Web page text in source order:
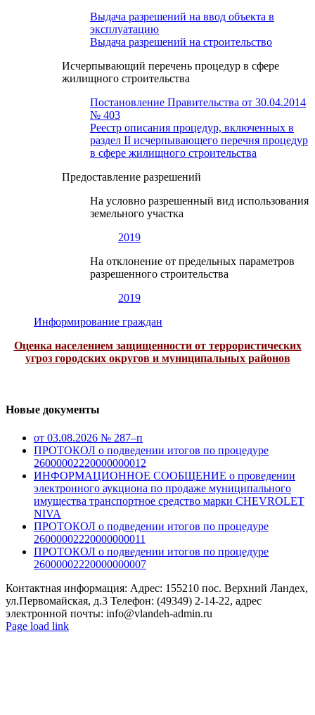
Выдача разрешений на ввод объекта в
эксплуатацию
Выдача разрешений на строительство
Исчерпывающий перечень процедур в сфере
жилищного строительства
Постановление Правительства от 30.04.2014
№ 403
Реестр описания процедур, включенных в
раздел II исчерпывающего перечня процедур
в сфере жилищного строительства
Предоставление разрешений
На условно разрешенный вид использования
земельного участка
2019
На отклонение от предельных параметров
разрешенного строительства
2019
Информирование граждан
Оценка населением защищенности от террористических
угроз городских округов и муниципальных районов
Новые документы
от 03.08.2026 № 287–п
ПРОТОКОЛ о подведении итогов по процедуре
26000002220000000012
ИНФОРМАЦИОННОЕ СООБЩЕНИЕ о проведении
электронного аукциона по продаже муниципального
имущества транспортное средство марки CHEVROLET
NIVA
ПРОТОКОЛ о подведении итогов по процедуре
26000002220000000011
ПРОТОКОЛ о подведении итогов по процедуре
26000002220000000007
Контактная информация: Адрес: 155210 пос. Верхний Ландех,
ул.Первомайская, д.3 Телефон: (49349) 2-14-22, адрес
электронной почты: info@vlandeh-admin.ru
Page load link